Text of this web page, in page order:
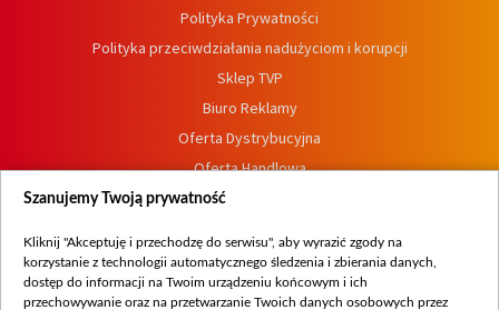
Polityka Prywatności
Polityka przeciwdziałania nadużyciom i korupcji
Sklep TVP
Biuro Reklamy
Oferta Dystrybucyjna
Oferta Handlowa
Dostępność
Procedura zgłoszeń wewnętrznych
Szanujemy Twoją prywatność
Kliknij "Akceptuję i przechodzę do serwisu", aby wyrazić zgody na
korzystanie z technologii automatycznego śledzenia i zbierania danych,
dostęp do informacji na Twoim urządzeniu końcowym i ich
przechowywanie oraz na przetwarzanie Twoich danych osobowych przez